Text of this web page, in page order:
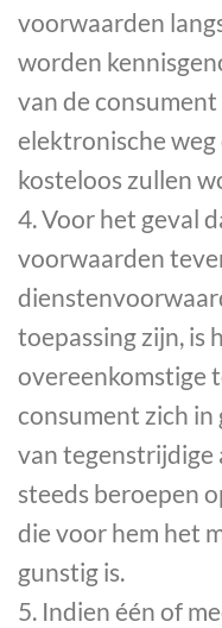
voorwaarden
worden
van de consument
elektronische
kosteloos zullen
4. Voor het geval
voorwaarden
toepassing zijn, is
overeenkomstige
consument zich in
van tegenstrijdige
steeds beroepen
die voor hem het
gunstig is.
5. Indien één of